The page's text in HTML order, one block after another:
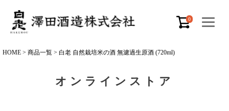
0
HOME 商品一覧 白老 自然栽培米の酒 無濾過生原酒 (720ml)
オンラインストア